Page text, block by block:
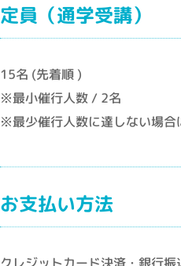
定員（通学受講）
15名 (先着順 )
※最小催行人数 / 2名
※最少催行人数に達しない場合
お支払い方法